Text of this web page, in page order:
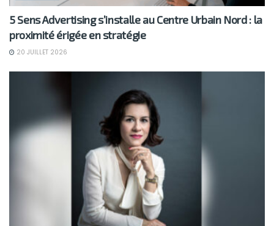
5 Sens Advertising s’installe au Centre Urbain Nord : la
proximité érigée en stratégie
20 JUILLET 2026